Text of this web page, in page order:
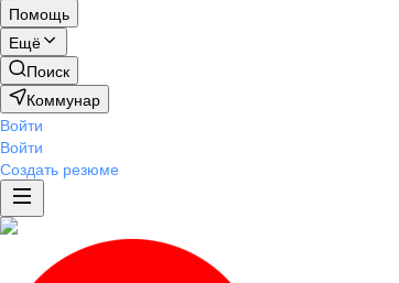
Помощь
Ещё
Поиск
Коммунар
Войти
Войти
Создать резюме